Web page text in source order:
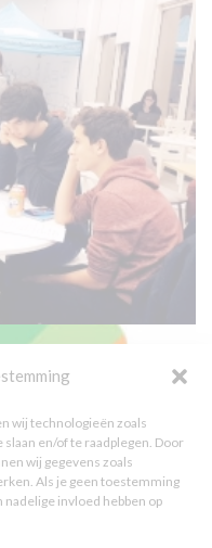
wij technologieën zoals
en/of te raadplegen. Door
wij gegevens zoals
Als je geen toestemming
invloed hebben op